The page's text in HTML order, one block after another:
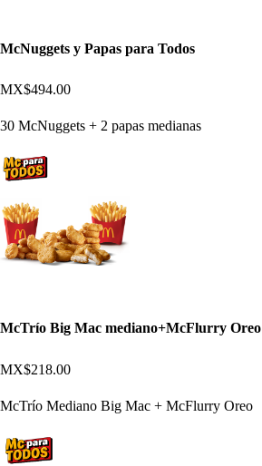
McNuggets y Papas para Todos
MX$494.00
30 McNuggets + 2 papas medianas
McTrío Big Mac mediano+McFlurry Oreo
MX$218.00
McTrío Mediano Big Mac + McFlurry Oreo